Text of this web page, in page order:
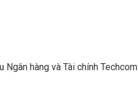
hàng và Tài chính Techcom